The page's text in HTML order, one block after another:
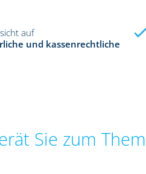
auf
und kassenrechtliche
Sie zum